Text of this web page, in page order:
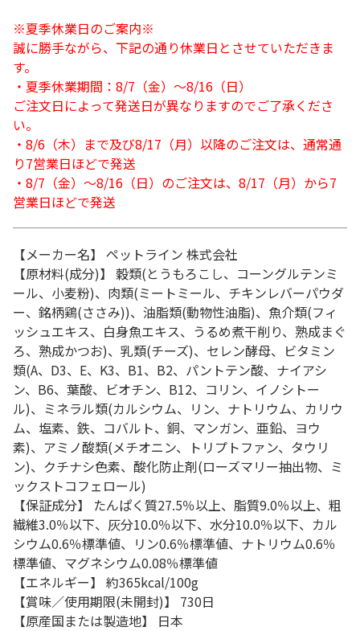
※夏季休業日のご案内※
誠に勝手ながら、下記の通り休業日とさせていただきま
す。
・夏季休業期間：8/7（金）～8/16（日）
ご注文日によって発送日が異なりますのでご了承くださ
い。
・8/6（木）まで及び8/17（月）以降のご注文は、通常通
り7営業日ほどで発送
・8/7（金）～8/16（日）のご注文は、8/17（月）から7
営業日ほどで発送
【メーカー名】 ペットライン 株式会社
【原材料(成分)】 穀類(とうもろこし、コーングルテンミ
ール、小麦粉)、肉類(ミートミール、チキンレバーパウダ
ー、銘柄鶏(ささみ))、油脂類(動物性油脂)、魚介類(フィ
ッシュエキス、白身魚エキス、うるめ煮干削り、熟成まぐ
ろ、熟成かつお)、乳類(チーズ)、セレン酵母、ビタミン
類(A、D3、E、K3、B1、B2、パントテン酸、ナイアシ
ン、B6、葉酸、ビオチン、B12、コリン、イノシトー
ル)、ミネラル類(カルシウム、リン、ナトリウム、カリウ
ム、塩素、鉄、コバルト、銅、マンガン、亜鉛、ヨウ
素)、アミノ酸類(メチオニン、トリプトファン、タウリ
ン)、クチナシ色素、酸化防止剤(ローズマリー抽出物、ミ
ックストコフェロール)
【保証成分】 たんぱく質27.5％以上、脂質9.0％以上、粗
繊維3.0％以下、灰分10.0％以下、水分10.0％以下、カル
シウム0.6％標準値、リン0.6％標準値、ナトリウム0.6％
標準値、マグネシウム0.08％標準値
【エネルギー】 約365kcal/100g
【賞味／使用期限(未開封)】 730日
【原産国または製造地】 日本